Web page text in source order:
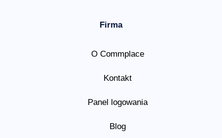
Firma
O Commplace
Kontakt
Panel logowania
Blog